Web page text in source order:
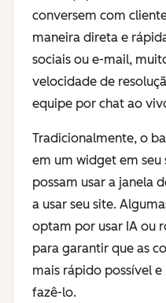
conversem com
maneira direta e
sociais ou e-mail,
velocidade de
equipe por chat ao
Tradicionalmente, o
em um widget em seu
possam usar a janela
a usar seu site.
optam por usar IA ou
para garantir que as
mais rápido possível
fazê-lo.